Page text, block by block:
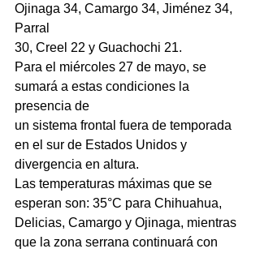
Ojinaga 34, Camargo 34, Jiménez 34,
Parral
30, Creel 22 y Guachochi 21.
Para el miércoles 27 de mayo, se
sumará a estas condiciones la
presencia de
un sistema frontal fuera de temporada
en el sur de Estados Unidos y
divergencia en altura.
Las temperaturas máximas que se
esperan son: 35°C para Chihuahua,
Delicias, Camargo y Ojinaga, mientras
que la zona serrana continuará con